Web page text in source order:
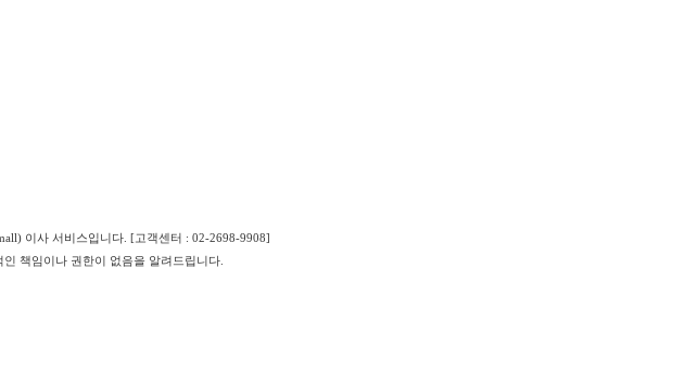
이사 서비스입니다. [고객센터 : 02-2698-9908]
책임이나 권한이 없음을 알려드립니다.